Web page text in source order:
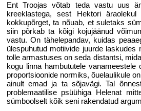
Ent Troojas võtab teda vastu uus
kreeklastega, sest Hektori
kokkupõrget, ta nõuab, et suletaks
siin põrkab ta kõigi kojujäänud
vastu. On tähelepandav, kuidas
ülespuhutud motiivide juurde
tolle armastuses on seda distantsi,
kogu linna hambututele
proportsioonide normiks, õuelaulikule
ainult emad ja ta sõjavägi. Tal
problemaatilise psüühiga Helenat
sümboolselt kõik seni rakendatud